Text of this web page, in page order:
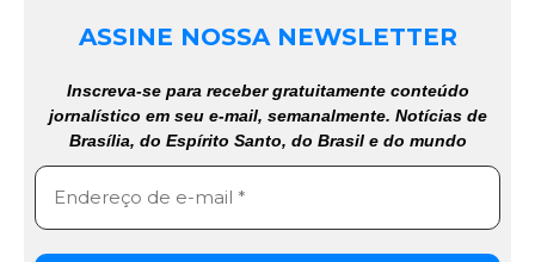
ASSINE NOSSA NEWSLETTER
Inscreva-se para receber gratuitamente conteúdo
jornalístico em seu e-mail, semanalmente. Notícias de
Brasília, do Espírito Santo, do Brasil e do mundo